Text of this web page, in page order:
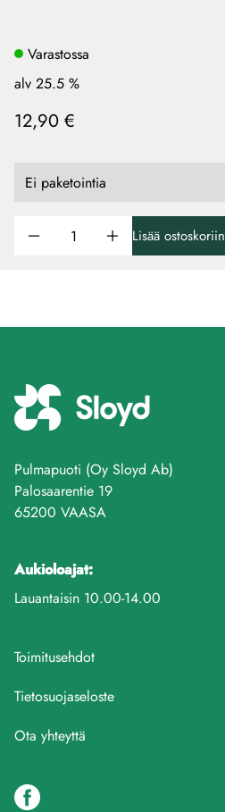
Varastossa
alv 25.5 %
12,90 €
Lisää ostoskoriin
Pulmapuoti (Oy Sloyd Ab)
Palosaarentie 19
65200 VAASA
Aukioloajat:
Lauantaisin 10.00-14.00
Toimitusehdot
Tietosuojaseloste
Ota yhteyttä